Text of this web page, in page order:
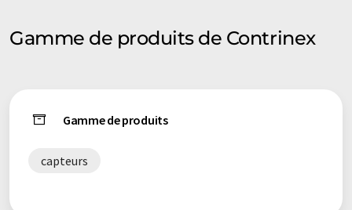
Gamme de produits de Contrinex
Gamme de produits
capteurs